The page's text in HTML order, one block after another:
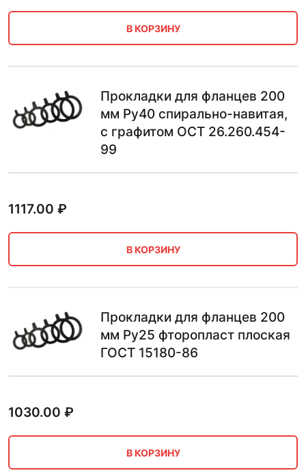
В КОРЗИНУ
Прокладки для фланцев 200
мм Ру40 спирально-навитая,
с графитом ОСТ 26.260.454-
99
1117.00 ₽
В КОРЗИНУ
Прокладки для фланцев 200
мм Ру25 фторопласт плоская
ГОСТ 15180-86
1030.00 ₽
В КОРЗИНУ